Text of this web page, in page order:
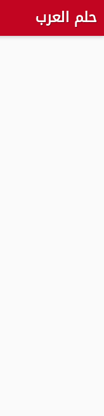
حلم العرب